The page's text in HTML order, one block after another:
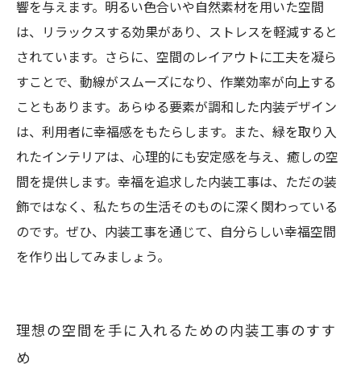
響を与えます。明るい色合いや自然素材を用いた空間
は、リラックスする効果があり、ストレスを軽減すると
されています。さらに、空間のレイアウトに工夫を凝ら
すことで、動線がスムーズになり、作業効率が向上する
こともあります。あらゆる要素が調和した内装デザイン
は、利用者に幸福感をもたらします。また、緑を取り入
れたインテリアは、心理的にも安定感を与え、癒しの空
間を提供します。幸福を追求した内装工事は、ただの装
飾ではなく、私たちの生活そのものに深く関わっている
のです。ぜひ、内装工事を通じて、自分らしい幸福空間
を作り出してみましょう。
理想の空間を手に入れるための内装工事のすす
め